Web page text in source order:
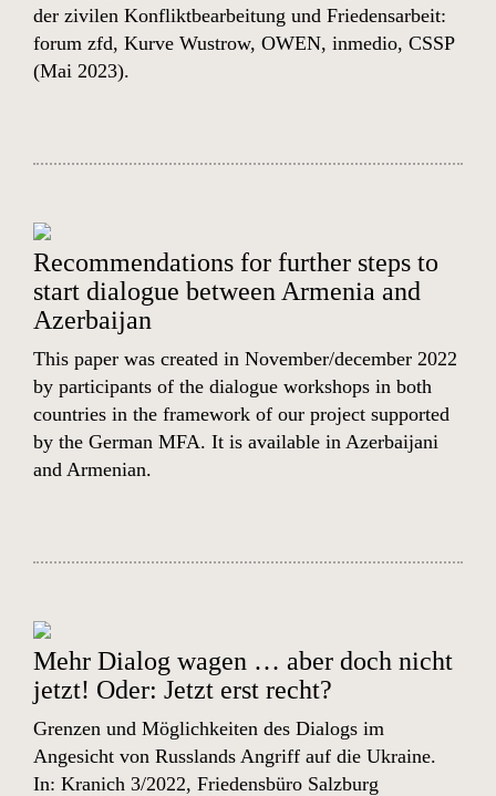
der zivilen Konfliktbearbeitung und Friedensarbeit:
forum zfd, Kurve Wustrow, OWEN, inmedio, CSSP
(Mai 2023).
Recommendations for further steps to
start dialogue between Armenia and
Azerbaijan
This paper was created in November/december 2022
by participants of the dialogue workshops in both
countries in the framework of our project supported
by the German MFA. It is available in Azerbaijani
and Armenian.
Mehr Dialog wagen … aber doch nicht
jetzt! Oder: Jetzt erst recht?
Grenzen und Möglichkeiten des Dialogs im
Angesicht von Russlands Angriff auf die Ukraine.
In: Kranich 3/2022, Friedensbüro Salzburg